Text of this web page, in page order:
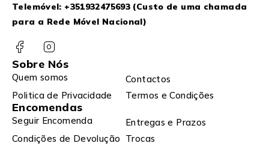
Telemóvel: +351932475693 (Custo de uma chamada
para a Rede Móvel Nacional)
Sobre Nós
Quem somos
Contactos
Politica de Privacidade
Termos e Condições
Encomendas
Seguir Encomenda
Entregas e Prazos
Condições de Devolução Trocas